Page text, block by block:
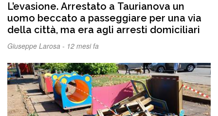
L’evasione. Arrestato a Taurianova un
uomo beccato a passeggiare per una via
della città, ma era agli arresti domiciliari
Giuseppe Larosa - 12 mesi fa